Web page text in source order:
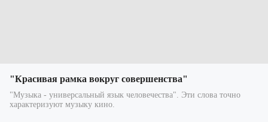
"Красивая рамка вокруг совершенства"
"Музыка - универсальный язык человечества". Эти слова точно
характеризуют музыку кино.